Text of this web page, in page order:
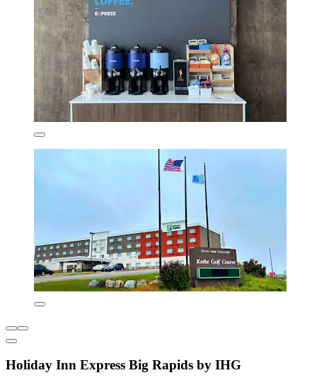
Holiday Inn Express Big Rapids by IHG